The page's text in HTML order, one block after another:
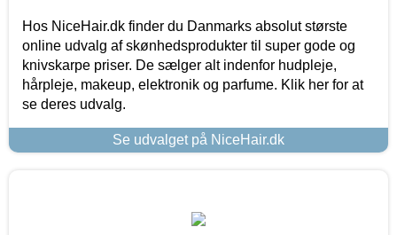
Hos NiceHair.dk finder du Danmarks absolut største
online udvalg af skønhedsprodukter til super gode og
knivskarpe priser. De sælger alt indenfor hudpleje,
hårpleje, makeup, elektronik og parfume. Klik her for at
se deres udvalg.
Se udvalget på NiceHair.dk